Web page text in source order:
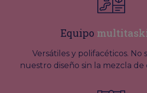
Equipo
Versátiles y polifacéticos. No
nuestro diseño sin la mezcla de